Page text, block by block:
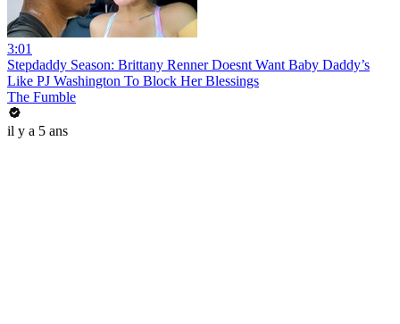
3:01
Stepdaddy Season: Brittany Renner Doesnt Want Baby Daddy’s
Like PJ Washington To Block Her Blessings
The Fumble
il y a 5 ans